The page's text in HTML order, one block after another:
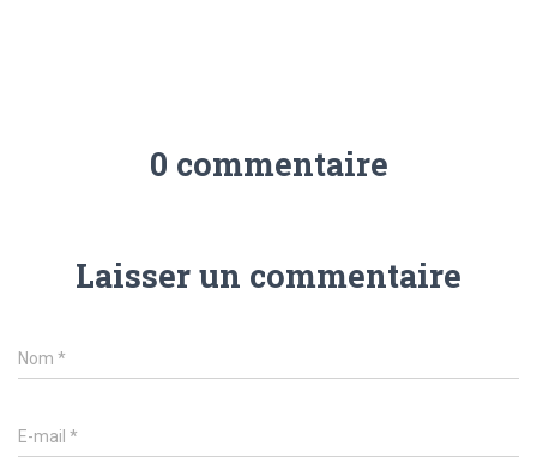
0 commentaire
Laisser un commentaire
Nom *
E-mail *